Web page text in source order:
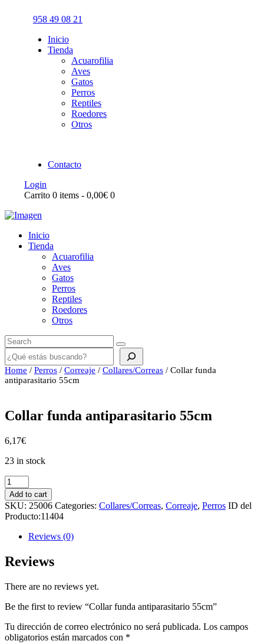
958 49 08 21
Inicio
Tienda
Acuarofilia
Aves
Gatos
Perros
Reptiles
Roedores
Otros
Contacto
Login
Carrito 0 items - 0,00€ 0
Inicio
Tienda
Acuarofilia
Aves
Gatos
Perros
Reptiles
Roedores
Otros
Buscar
Home / Perros / Correaje / Collares/Correas / Collar funda
antiparasitario 55cm
Collar funda antiparasitario 55cm
6,17€
23 in stock
Collar
funda
antiparasitario
55cm
quantity
Add to cart
SKU: 25006 Categories: Collares/Correas, Correaje, Perros ID del
Producto:11404
Reviews (0)
Reviews
There are no reviews yet.
Be the first to review “Collar funda antiparasitario 55cm”
Tu dirección de correo electrónico no será publicada. Los campos
obligatorios están marcados con *